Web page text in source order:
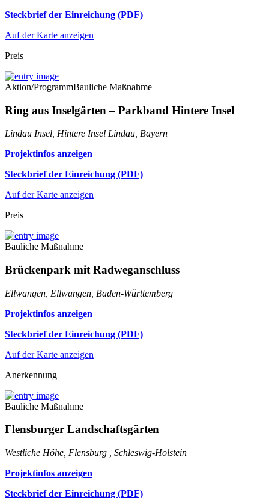
Steckbrief der Einreichung (PDF)
Auf der Karte anzeigen
Preis
Aktion/ProgrammBauliche Maßnahme
Ring aus Inselgärten – Parkband Hintere Insel
Lindau Insel, Hintere Insel Lindau, Bayern
Projektinfos anzeigen
Steckbrief der Einreichung (PDF)
Auf der Karte anzeigen
Preis
Bauliche Maßnahme
Brückenpark mit Radweganschluss
Ellwangen, Ellwangen, Baden-Württemberg
Projektinfos anzeigen
Steckbrief der Einreichung (PDF)
Auf der Karte anzeigen
Anerkennung
Bauliche Maßnahme
Flensburger Landschaftsgärten
Westliche Höhe, Flensburg , Schleswig-Holstein
Projektinfos anzeigen
Steckbrief der Einreichung (PDF)